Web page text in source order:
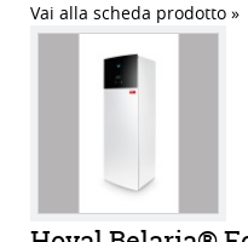
Vai alla scheda prodotto